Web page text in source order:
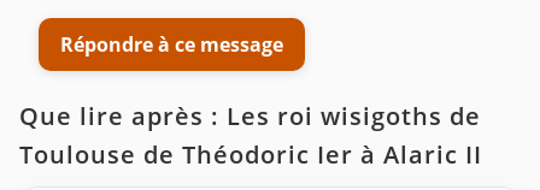
Répondre à ce message
Que lire après : Les roi wisigoths de
Toulouse de Théodoric Ier à Alaric II